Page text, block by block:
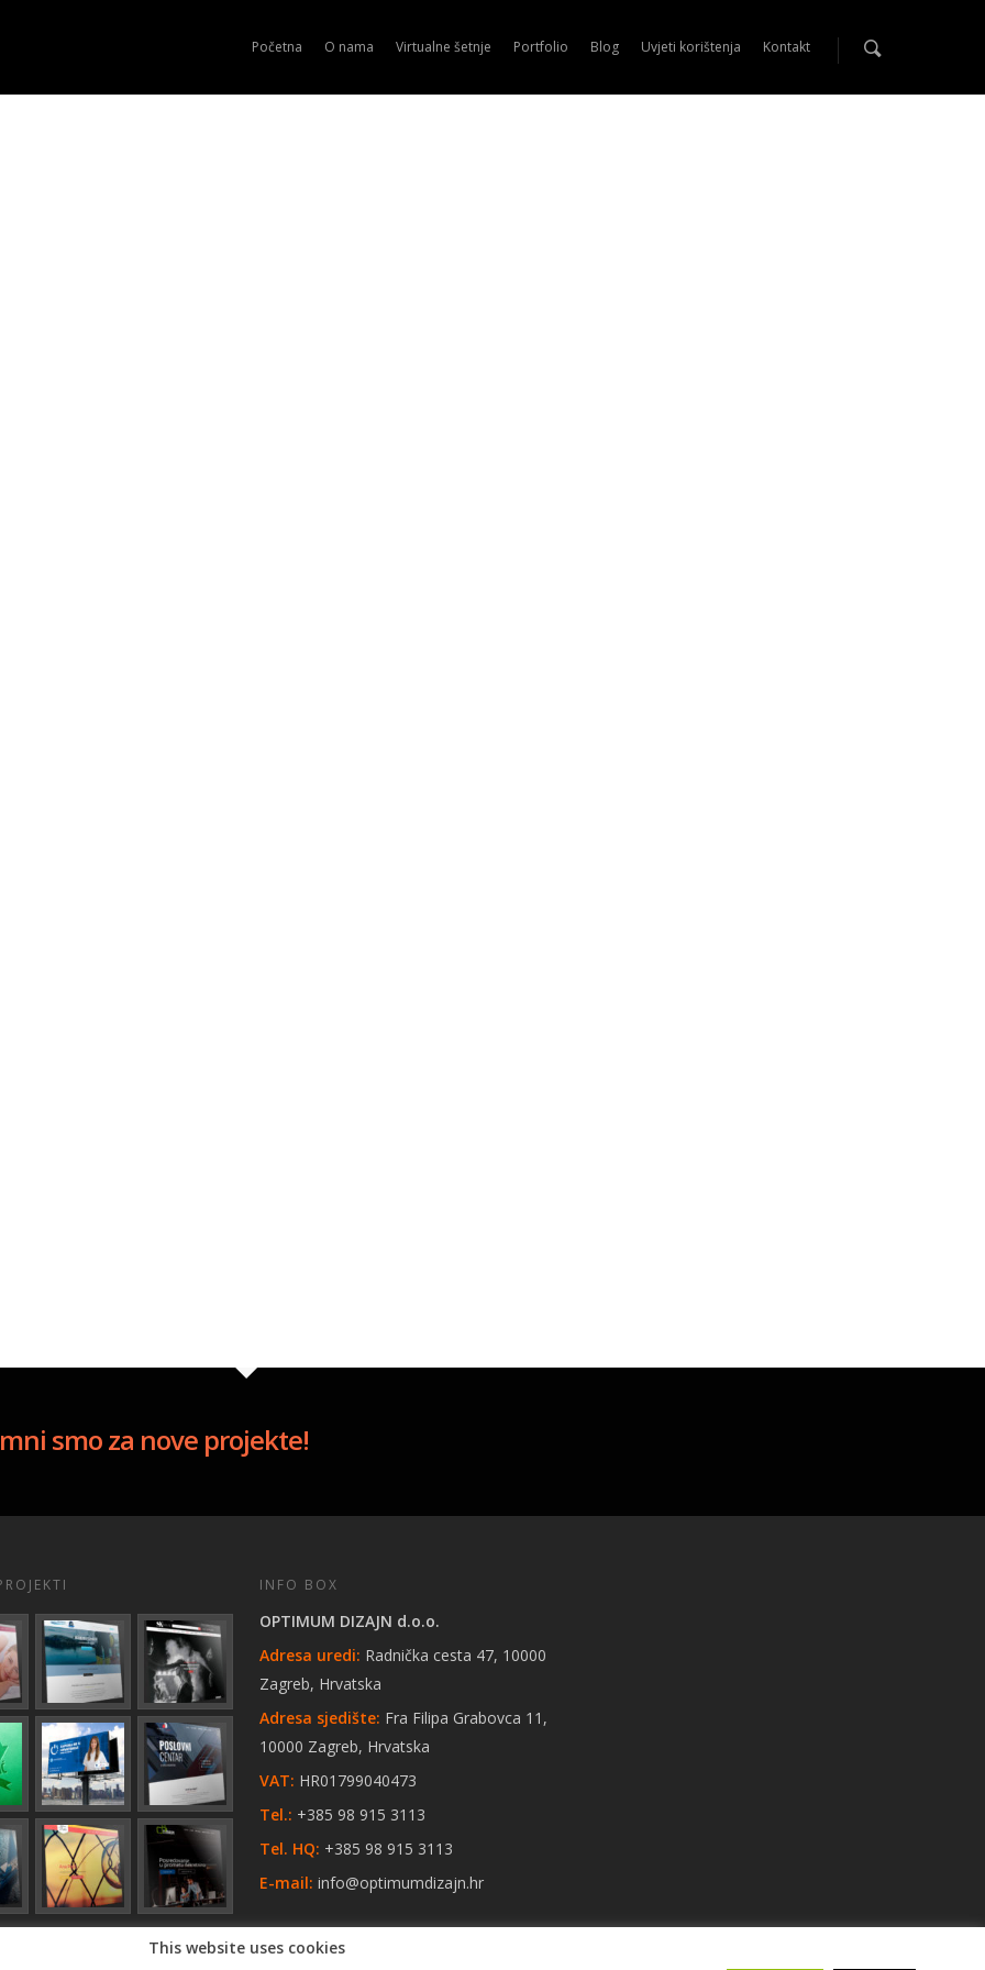
Početna O nama Virtualne šetnje Portfolio Blog Uvjeti korištenja Kontakt
smo za nove projekte!
INFO BOX
OPTIMUM DIZAJN d.o.o.
Adresa uredi: Radnička cesta 47, 10000
Zagreb, Hrvatska
Adresa sjedište: Fra Filipa Grabovca 11,
10000 Zagreb, Hrvatska
VAT: HR01799040473
Tel.: +385 98 915 3113
Tel. HQ: +385 98 915 3113
E-mail: info@optimumdizajn.hr
This website uses cookies